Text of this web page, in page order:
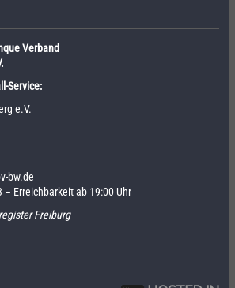
Verband
Service:
e.V.
bw.de
– Erreichbarkeit ab 19:00 Uhr
Freiburg